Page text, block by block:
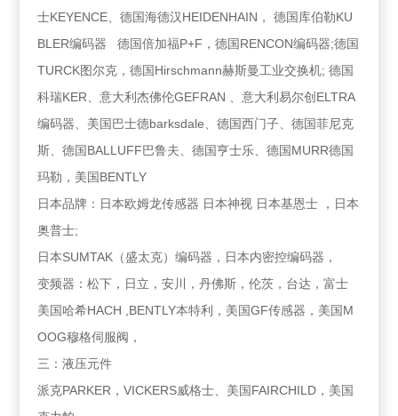
士KEYENCE、德国海德汉HEIDENHAIN， 德国库伯勒KU
BLER编码器 德国倍加福P+F，德国RENCON编码器;德国
TURCK图尔克，德国Hirschmann赫斯曼工业交换机; 德国
科瑞KER、意大利杰佛伦GEFRAN 、意大利易尔创ELTRA
编码器、美国巴士德barksdale、德国西门子、德国菲尼克
斯、德国BALLUFF巴鲁夫、德国亨士乐、德国MURR德国
玛勒，美国BENTLY
日本品牌：日本欧姆龙传感器 日本神视 日本基恩士 ，日本
奥普士;
日本SUMTAK（盛太克）编码器，日本内密控编码器，
变频器：松下，日立，安川，丹佛斯，伦茨，台达，富士
美国哈希HACH ,BENTLY本特利，美国GF传感器，美国M
OOG穆格伺服阀，
三：液压元件
派克PARKER，VICKERS威格士、美国FAIRCHILD，美国